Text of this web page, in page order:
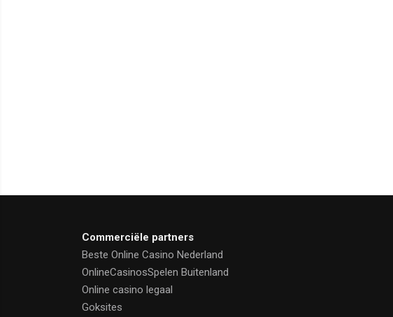
Commerciële partners
Beste Online Casino Nederland
OnlineCasinosSpelen Buitenland
Online casino legaal
Goksites